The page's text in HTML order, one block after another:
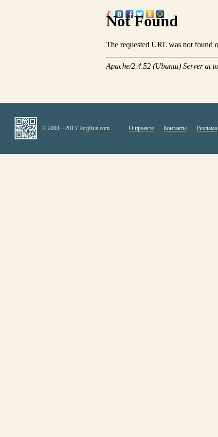
© 2003—2013 TorgRus.com О проекте Контакты Реклама